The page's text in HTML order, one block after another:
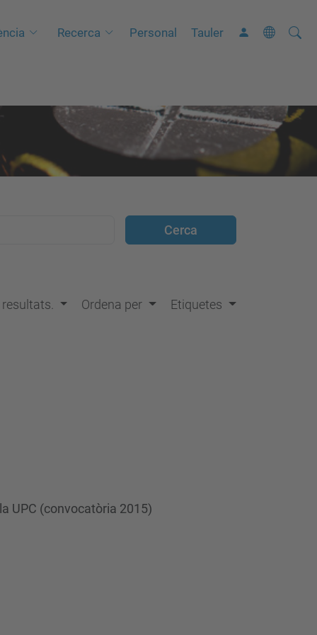
Recerca Personal Tauler Cerca
C
a
a
Ordena per Etiquetes
UPC (convocatòria 2015)